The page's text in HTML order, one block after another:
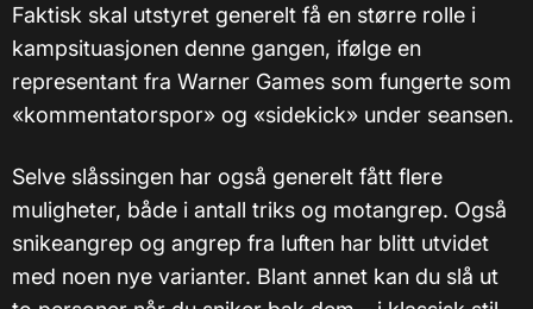
Faktisk skal utstyret generelt få en større rolle i
kampsituasjonen denne gangen, ifølge en
representant fra Warner Games som fungerte som
«kommentatorspor» og «sidekick» under seansen.
Selve slåssingen har også generelt fått flere
muligheter, både i antall triks og motangrep. Også
snikeangrep og angrep fra luften har blitt utvidet
med noen nye varianter. Blant annet kan du slå ut